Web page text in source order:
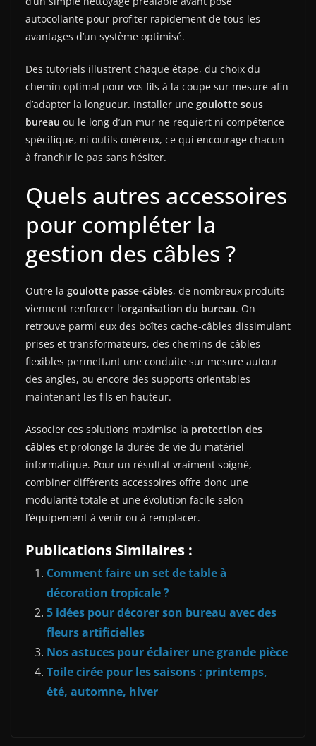
autocollante pour profiter rapidement de tous les
avantages d’un système optimisé.
Des tutoriels illustrent chaque étape, du choix du
chemin optimal pour vos fils à la coupe sur mesure afin
d’adapter la longueur. Installer une goulotte sous
bureau ou le long d’un mur ne requiert ni compétence
spécifique, ni outils onéreux, ce qui encourage chacun
à franchir le pas sans hésiter.
Quels autres accessoires
pour compléter la
gestion des câbles ?
Outre la goulotte passe-câbles, de nombreux produits
viennent renforcer l’organisation du bureau. On
retrouve parmi eux des boîtes cache-câbles dissimulant
prises et transformateurs, des chemins de câbles
flexibles permettant une conduite sur mesure autour
des angles, ou encore des supports orientables
maintenant les fils en hauteur.
Associer ces solutions maximise la protection des
câbles et prolonge la durée de vie du matériel
informatique. Pour un résultat vraiment soigné,
combiner différents accessoires offre donc une
modularité totale et une évolution facile selon
l’équipement à venir ou à remplacer.
Publications Similaires :
Comment faire un set de table à
décoration tropicale ?
5 idées pour décorer son bureau avec des
fleurs artificielles
Nos astuces pour éclairer une grande pièce
Toile cirée pour les saisons : printemps,
été, automne, hiver